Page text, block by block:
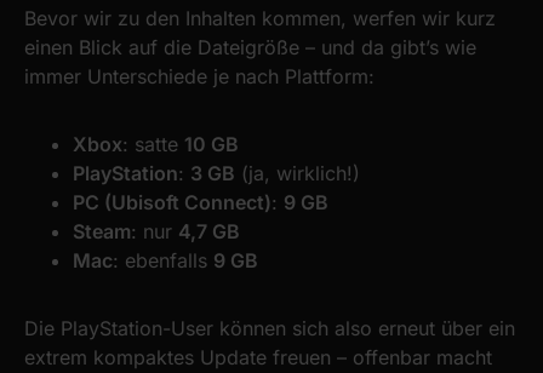
Bevor wir zu den Inhalten kommen, werfen wir kurz
einen Blick auf die Dateigröße – und da gibt’s wie
immer Unterschiede je nach Plattform:
Xbox: satte 10 GB
PlayStation: 3 GB (ja, wirklich!)
PC (Ubisoft Connect): 9 GB
Steam: nur 4,7 GB
Mac: ebenfalls 9 GB
Die PlayStation-User können sich also erneut über ein
extrem kompaktes Update freuen – offenbar macht